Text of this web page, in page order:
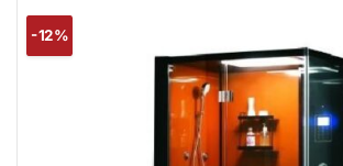
-12%